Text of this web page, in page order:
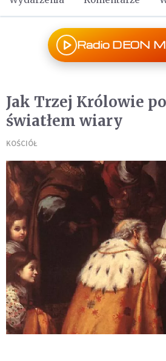
Radio DEON
Jak Trzej Królowie
światłem wiary
KOŚCIÓŁ